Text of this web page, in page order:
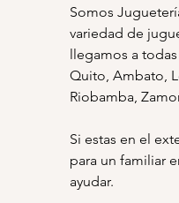
Somos
variedad de
llegamos a
Quito, Ambato,
Riobamba,
Si estas en el
para un familiar
ayudar.